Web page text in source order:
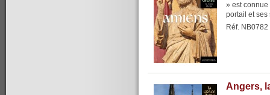
» est
portail et
Réf. NB0782
Angers,